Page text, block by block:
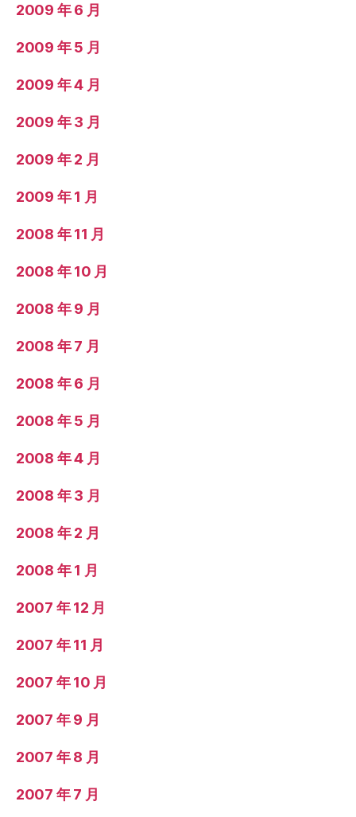
2009 年 6 月
2009 年 5 月
2009 年 4 月
2009 年 3 月
2009 年 2 月
2009 年 1 月
2008 年 11 月
2008 年 10 月
2008 年 9 月
2008 年 7 月
2008 年 6 月
2008 年 5 月
2008 年 4 月
2008 年 3 月
2008 年 2 月
2008 年 1 月
2007 年 12 月
2007 年 11 月
2007 年 10 月
2007 年 9 月
2007 年 8 月
2007 年 7 月